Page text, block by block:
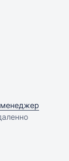
менеджер